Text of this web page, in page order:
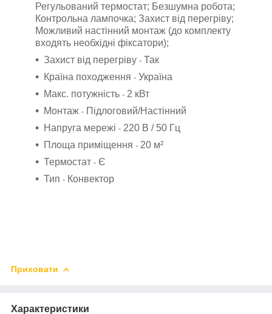
Регульований термостат; Безшумна робота;
Контрольна лампочка; Захист від перегріву;
Можливий настінний монтаж (до комплекту
входять необхідні фіксатори);
Захист від перегріву - Так
Країна походження - Україна
Макс. потужність - 2 кВт
Монтаж - Підлоговий/Настінний
Напруга мережі - 220 В / 50 Гц
Площа приміщення - 20 м²
Термостат - Є
Тип - Конвектор
Приховати
Характеристики